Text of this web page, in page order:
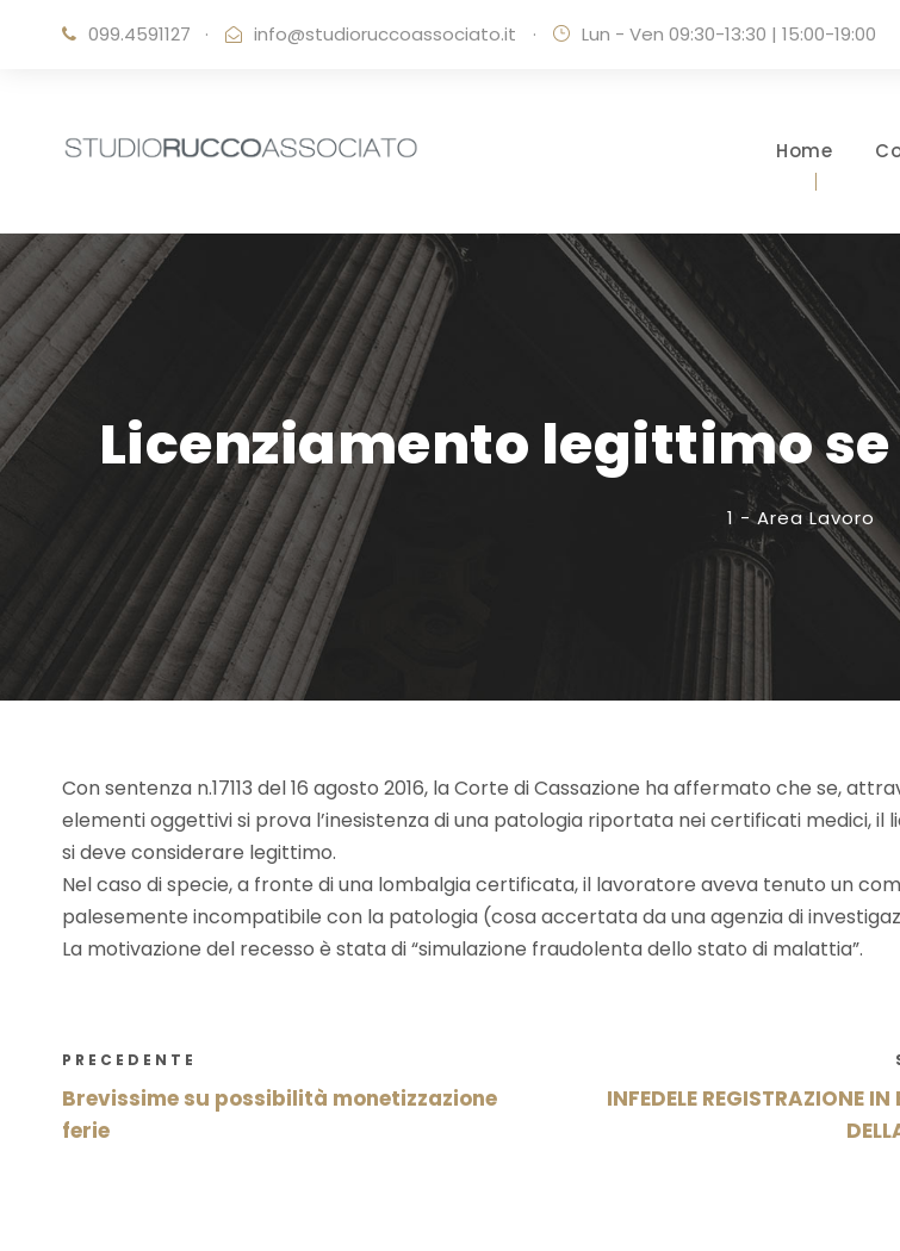
099.4591127 · info@studioruccoassociato.it · Lun - Ven 09:30-13:30 | 15:00-19:00
Home
Licenziamento legittimo
1 - Area Lavoro
Con sentenza n.17113 del 16 agosto 2016, la Corte di Cassazione ha affermato che se,
elementi oggettivi si prova l’inesistenza di una patologia riportata nei certificati medici, il
si deve considerare legittimo.
Nel caso di specie, a fronte di una lombalgia certificata, il lavoratore aveva tenuto un
palesemente incompatibile con la patologia (cosa accertata da una agenzia di
La motivazione del recesso è stata di “simulazione fraudolenta dello stato di malattia”.
PRECEDENTE
Brevissime su possibilità monetizzazione
ferie
INFEDELE REGISTRAZIONE